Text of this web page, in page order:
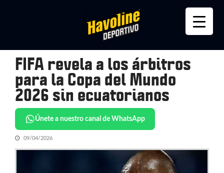
FIFA revela a los árbitros
para la Copa del Mundo
2026 sin ecuatorianos
Únete a nuestro canal de WhatsApp
09/04/2026